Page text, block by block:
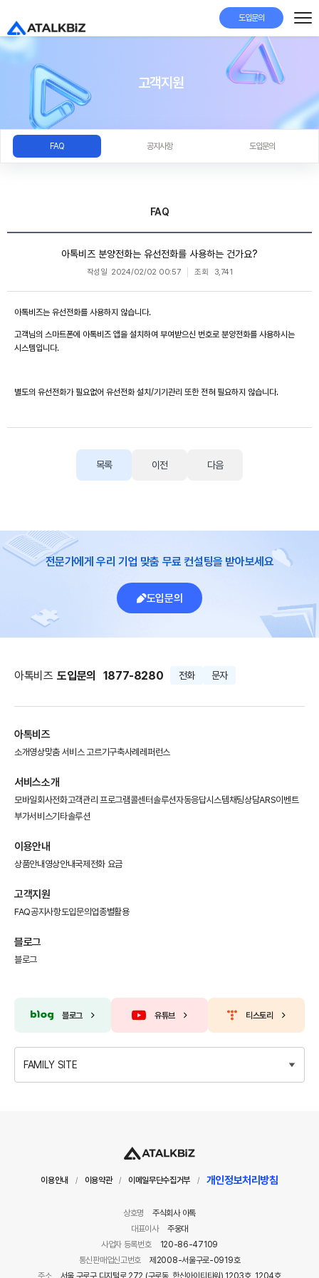
도입문의
고객지원
FAQ 공지사항 도입문의
FAQ
아톡비즈 분양전화는 유선전화를 사용하는 건가요?
작성일 2024/02/02 00:57 조회 3,741
아톡비즈는 유선전화를 사용하지 않습니다.
고객님의 스마트폰에 아톡비즈 앱을 설치하여 부여받으신 번호로 분양전화를 사용하시는
시스템입니다.
별도의 유선전화가 필요없어 유선전화 설치/기기관리 또한 전혀 필요하지 않습니다.
목록 이전 다음
전문가에게 우리 기업 맞춤 무료 컨설팅을 받아보세요
도입문의
아톡비즈 도입문의 1877-8280 전화 문자
아톡비즈
소개영상맞춤 서비스 고르기구축사례 레퍼런스
서비스소개
모바일회사전화고객관리 프로그램콜센터솔루션자동응답시스템채팅상담ARS이벤트
부가서비스기타솔루션
이용안내
상품안내 영상안내국제전화 요금
고객지원
FAQ공지사항도입문의 업종별활용
블로그
블로그
블로그 유튜브 티스토리
FAMILY SITE
이용안내 / 이용약관 / 이메일무단수집거부 / 개인정보처리방침
상호명
주식회사 아톡
대표이사
주웅대
사업자 등록번호
120-86-47109
통신판매업신고번호
제2008-서울구로-0919호
주소
서울 구로구 디지털로 272 (구로동, 한신아이티타워) 1203호, 1204호